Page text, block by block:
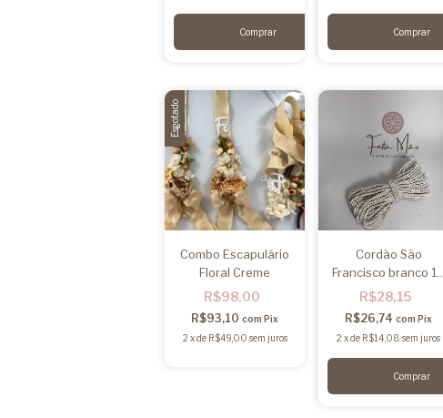
Esgotado
Combo Escapulário
Floral Creme
R$98,00
R$93,10 com Pix
2 xde R$49,00 sem juros
Cordão São
Francisco branco 10
metros
R$28,15
R$26,74 com Pix
2 xde R$14,08 sem juros